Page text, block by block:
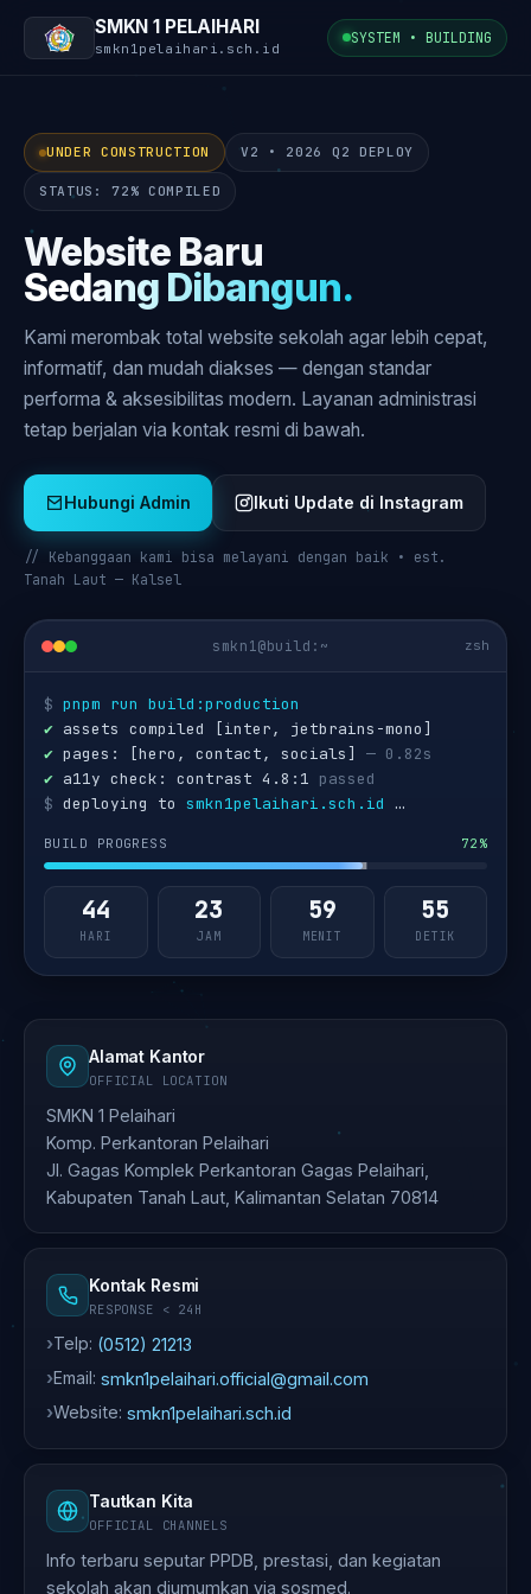
SMKN 1 PELAIHARI
smkn1pelaihari.sch.id
SYSTEM • BUILDING
UNDER CONSTRUCTION V2 • 2026 Q2 DEPLOY
STATUS: 72% COMPILED
Website Baru
Sedang Dibangun.
Kami merombak total website sekolah agar lebih cepat,
informatif, dan mudah diakses — dengan standar
performa & aksesibilitas modern. Layanan administrasi
tetap berjalan via kontak resmi di bawah.
Hubungi Admin Ikuti Update di Instagram
// Kebanggaan kami bisa melayani dengan baik • est.
Tanah Laut — Kalsel
smkn1@build:~ zsh
$ pnpm run build:production
✔ assets compiled [inter, jetbrains-mono]
✔ pages: [hero, contact, socials] — 0.82s
✔ a11y check: contrast 4.8:1 passed
$ deploying to smkn1pelaihari.sch.id …
BUILD PROGRESS 72%
44
HARI
23
JAM
59
MENIT
54
DETIK
Alamat Kantor
OFFICIAL LOCATION
SMKN 1 Pelaihari
Komp. Perkantoran Pelaihari
Jl. Gagas Komplek Perkantoran Gagas Pelaihari,
Kabupaten Tanah Laut, Kalimantan Selatan 70814
Kontak Resmi
RESPONSE < 24H
Telp: (0512) 21213
Email: smkn1pelaihari.official@gmail.com
Website: smkn1pelaihari.sch.id
Tautkan Kita
OFFICIAL CHANNELS
Info terbaru seputar PPDB, prestasi, dan kegiatan
sekolah akan diumumkan via sosmed.